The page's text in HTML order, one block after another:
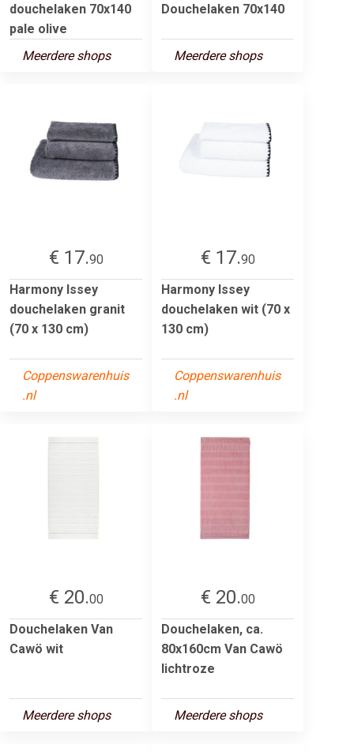
douchelaken 70x140
pale olive
Meerdere shops
Douchelaken 70x140
Meerdere shops
€ 17.90
Harmony Issey
douchelaken granit
(70 x 130 cm)
Coppenswarenhuis
.nl
€ 17.90
Harmony Issey
douchelaken wit (70 x
130 cm)
Coppenswarenhuis
.nl
€ 20.00
Douchelaken Van
Cawö wit
Meerdere shops
€ 20.00
Douchelaken, ca.
80x160cm Van Cawö
lichtroze
Meerdere shops